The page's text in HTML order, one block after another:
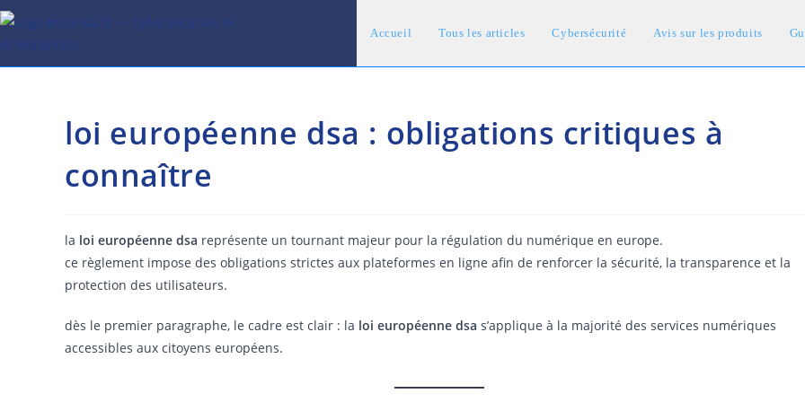
Skip
content
Accueil Tous les articles Cybersécurité Avis sur les produits
loi européenne dsa : obligations critiques à
connaître
la loi européenne dsa représente un tournant majeur pour la régulation du numérique en europe.
ce règlement impose des obligations strictes aux plateformes en ligne afin de renforcer la sécurité, la transparence et la
protection des utilisateurs.
dès le premier paragraphe, le cadre est clair : la loi européenne dsa s’applique à la majorité des services numériques
accessibles aux citoyens européens.